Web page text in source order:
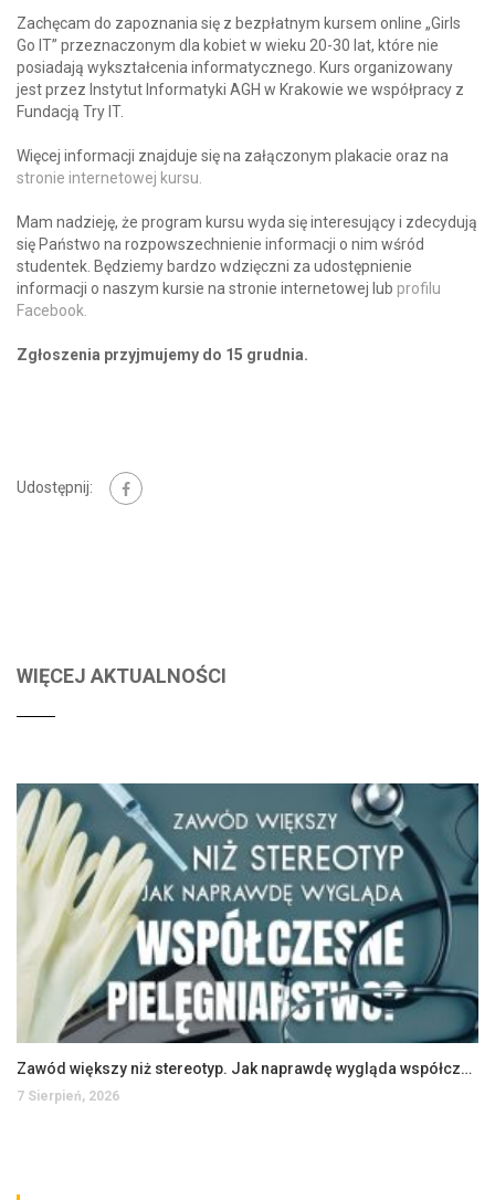
Zachęcam do zapoznania się z bezpłatnym kursem online „Girls
Go IT” przeznaczonym dla kobiet w wieku 20-30 lat, które nie
posiadają wykształcenia informatycznego. Kurs organizowany
jest przez Instytut Informatyki AGH w Krakowie we współpracy z
Fundacją Try IT.
Więcej informacji znajduje się na załączonym plakacie oraz na
stronie internetowej kursu.
Mam nadzieję, że program kursu wyda się interesujący i zdecydują
się Państwo na rozpowszechnienie informacji o nim wśród
studentek. Będziemy bardzo wdzięczni za udostępnienie
informacji o naszym kursie na stronie internetowej lub profilu
Facebook.
Zgłoszenia przyjmujemy do 15 grudnia.
Udostępnij:
WIĘCEJ AKTUALNOŚCI
Zawód większy niż stereotyp. Jak naprawdę wygląda współczesne pielęgniarstwo?
7 Sierpień, 2026